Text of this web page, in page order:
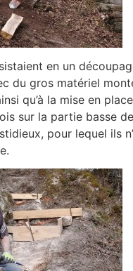
en un
du gros matériel
qu’à la mise en
sur la partie basse de
pour lequel ils